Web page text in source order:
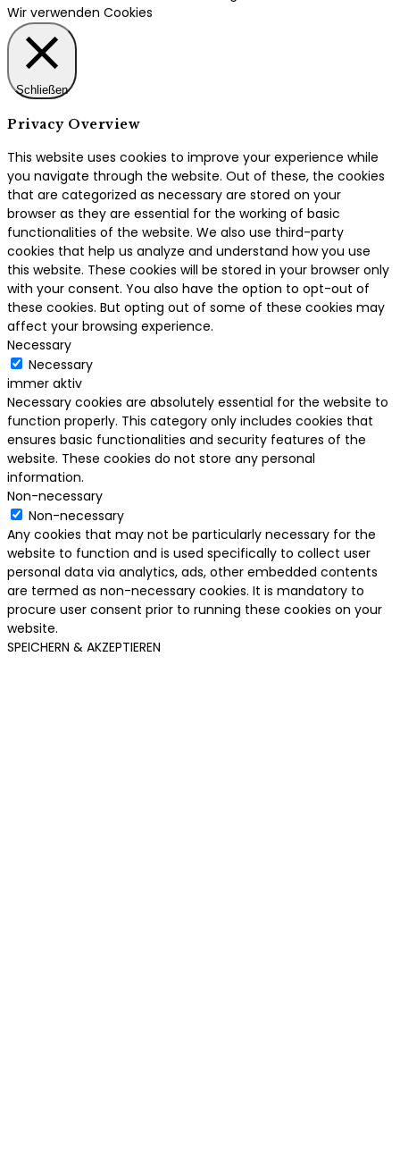
Wir verwenden Cookies
Schließen
Privacy Overview
This website uses cookies to improve your experience while
you navigate through the website. Out of these, the cookies
that are categorized as necessary are stored on your
browser as they are essential for the working of basic
functionalities of the website. We also use third-party
cookies that help us analyze and understand how you use
this website. These cookies will be stored in your browser only
with your consent. You also have the option to opt-out of
these cookies. But opting out of some of these cookies may
affect your browsing experience.
Necessary
Necessary
immer aktiv
Necessary cookies are absolutely essential for the website to
function properly. This category only includes cookies that
ensures basic functionalities and security features of the
website. These cookies do not store any personal
information.
Non-necessary
Non-necessary
Any cookies that may not be particularly necessary for the
website to function and is used specifically to collect user
personal data via analytics, ads, other embedded contents
are termed as non-necessary cookies. It is mandatory to
procure user consent prior to running these cookies on your
website.
SPEICHERN & AKZEPTIEREN